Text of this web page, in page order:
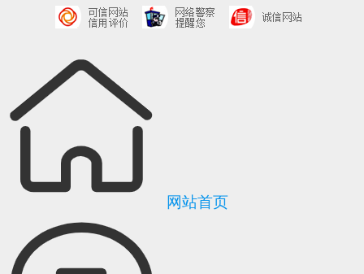
网站首页